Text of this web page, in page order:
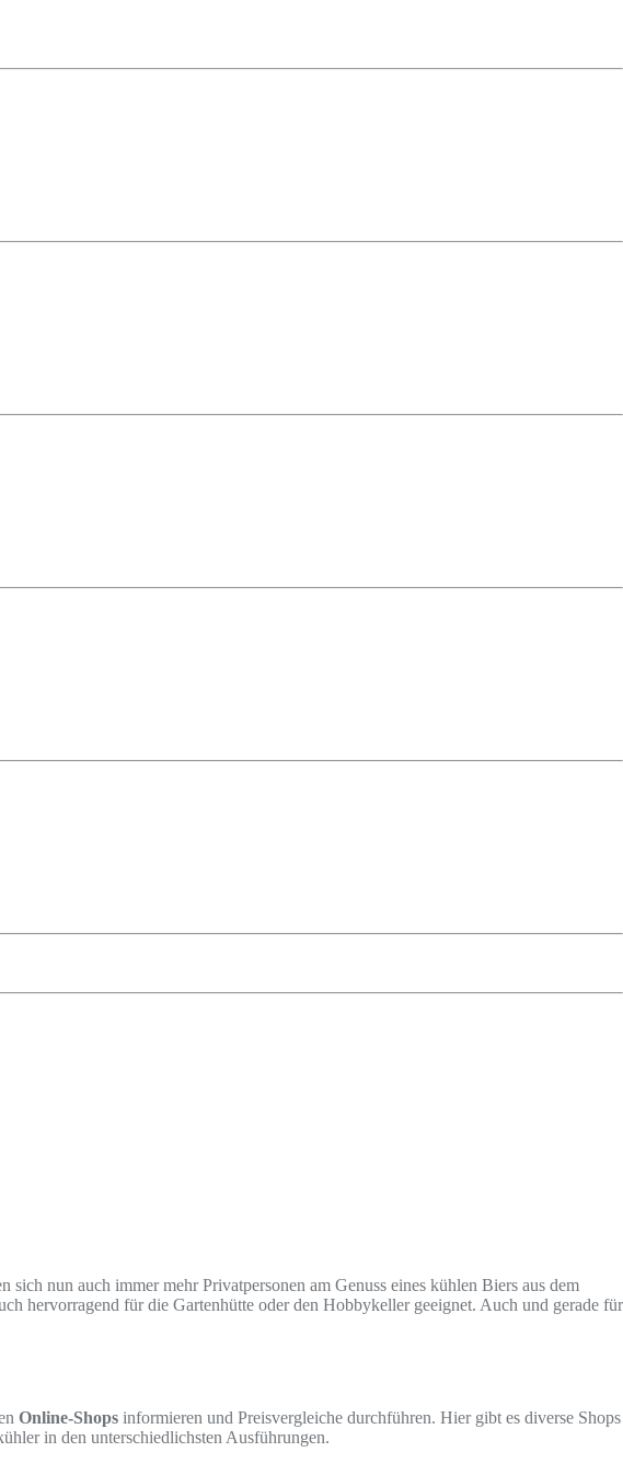
nun auch immer mehr Privatpersonen am Genuss eines kühlen Biers aus dem
hervorragend für die Gartenhütte oder den Hobbykeller geeignet. Auch und gerade für
Online-Shops informieren und Preisvergleiche durchführen. Hier gibt es diverse Shops
in den unterschiedlichsten Ausführungen.